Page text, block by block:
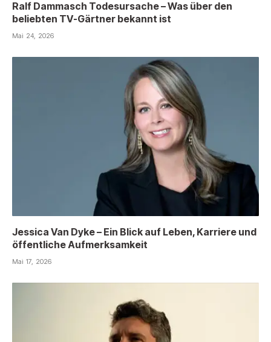
Ralf Dammasch Todesursache – Was über den
beliebten TV-Gärtner bekannt ist
Mai 24, 2026
Jessica Van Dyke – Ein Blick auf Leben, Karriere und
öffentliche Aufmerksamkeit
Mai 17, 2026